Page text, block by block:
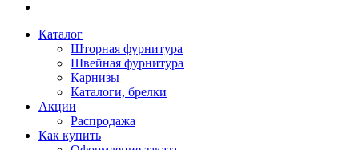
Каталог
Шторная фурнитура
Швейная фурнитура
Карнизы
Каталоги, брелки
Акции
Распродажа
Как купить